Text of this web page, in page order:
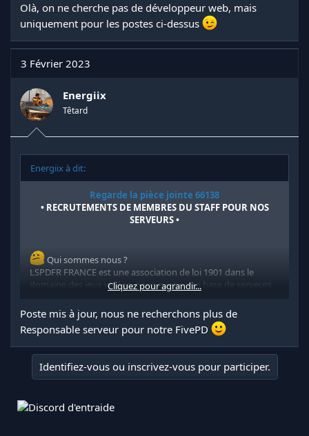
Olà, on ne cherche pas de développeur web, mais
uniquement pour les postes ci-dessus
3 Février 2023
Energiix
Têtard
Energiix à dit:
Regarde la pièce jointe 66138
• RECRUTEMENTS DE MEMBRES DU STAFF POUR NOS
SERVEURS •
Qui sommes nous ?
LSPDFR FRANCE est une association de loi 1901 dans le
domaine des jeux vidéos, nous avons une base de serveurs
/ PvE.
DISCORD ASSOCIATIF
-> Le discord associatif regroupe tout les membres de
tout les serveurs de jeux possédés par LSPDFR France !
Il y a des infos concernant l'association en général (nos
sur des jeux différents.
Cliquez pour agrandir...
Poste mis à jour, nous ne recherchons plus de
Responsable serveur pour notre FivePD
Identifiez-vous ou inscrivez-vous pour participer.